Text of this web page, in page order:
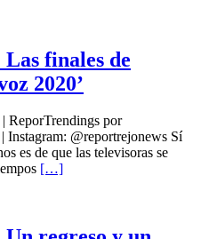
finales de
2020’
ReporTrendings por
Instagram: @reportrejonews Sí
es de que las televisoras se
[…]